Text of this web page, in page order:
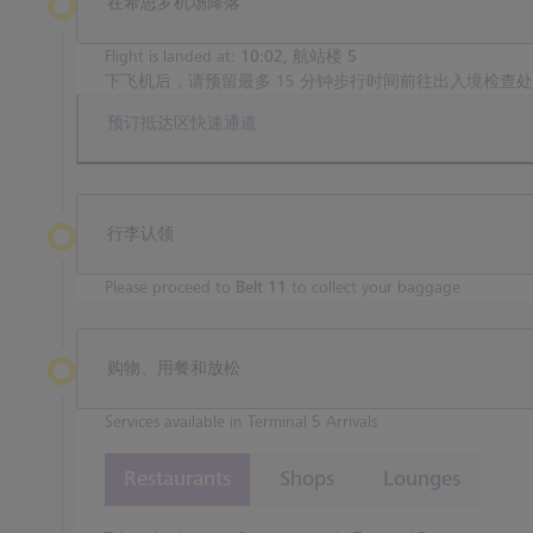
Flight is landed at:
10:02, 航站楼 5
下飞机后，请预留最多 15 分钟步行时间前往出入境检查
预订抵达区快速通道
行李认领
Please proceed to Belt 11 to collect your baggage
购物、用餐和放松
Services available in Terminal 5 Arrivals
Shops Lounges